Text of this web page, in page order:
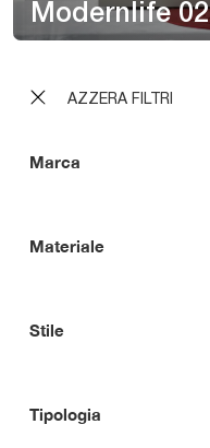
AZZERA FILTRI
Marca
Materiale
Stile
Tipologia
Modernlife 02